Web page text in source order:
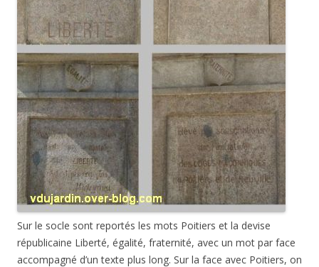
Sur le socle sont reportés les mots Poitiers et la devise
républicaine Liberté, égalité, fraternité, avec un mot par face
accompagné d’un texte plus long. Sur la face avec Poitiers, on